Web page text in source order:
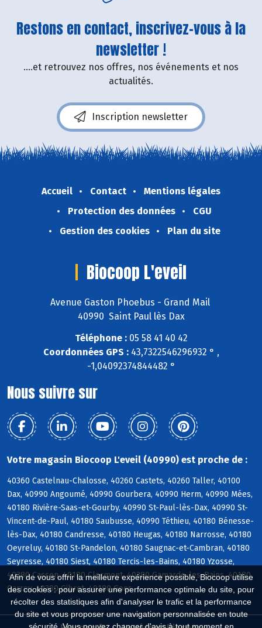
Afin de vous offrir la meilleure expérience possible, Biocoop utilise
des cookies : pour assurer une performance optimale du site, pour
récolter des statistiques afin d'analyser le trafic et la performance
du site et vous proposer une navigation personnalisée en toute
Restons en contact, inscrivez-vous à la
newsletter !
....et retrouvez nos offres, nos événements et nos
actualités.
Inscription newsletter
Accueil Contact
Mentions légales
Protection des données
CGU
Gestion des cookies
Plan du site
Biocoop L'eveil
Avenue Gaston Phoebus - Grand Mail
40990 Saint Paul lès Dax
Téléphone :05 58 41 40 42
Coordonnées GPS :43,7322546296932 ° ,
-1,04092374844482 °
Nous suivre sur
Votre magasin Biocoop L'eveil (40990) est proche de :
40360 Castelnau-Chalosse, 40260 Castets, 40260 Taller, 40100
Dax, 40990 Angoumé, 40990 Gourbera, 40990 Herm, 40990 Mées,
40180 Rivière-Saas-et-Gourby, 40990 St-Paul-lès-Dax, 40990 St-
Vincent-de-Paul, 40180 Saubusse, 40990 Téthieu, 40180 Bénesse-
lès-Dax, 40180 Candresse, 40180 Heugas, 40180 Narrosse, 40180
Oeyreluy, 40180 St-Pandelon, 40180 Saugnac-et-Cambran, 40180
Seyresse, 40180 Siest, 40180 Tercis-les-Bains, 40180 Yzosse,
40380 Cassen, 40180 Clermont, 40380 Gamarde-les-Bains, 40180
Garrey, 40380 Gibret, 40180 Goos